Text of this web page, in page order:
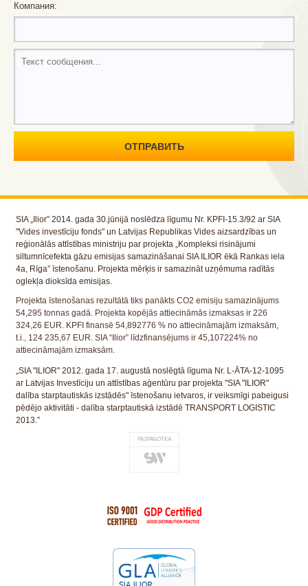
Компания:
SIA „Ilior” 2014. gada 30.jūnijā noslēdza līgumu Nr. KPFI-15.3/92 ar SIA
"Vides investīciju fonds" un Latvijas Republikas Vides aizsardzības un
reģionālās attīstības ministriju par projekta „Kompleksi risinājumi
siltumnīcefekta gāzu emisijas samazināšanai SIA ILIOR ēkā Rankas iela
4a, Rīga” īstenošanu. Projekta mērķis ir samazināt uzņēmuma radītās
oglekļa dioksīda emisijas.
Projekta īstenošanas rezultātā tiks panākts CO2 emisiju samazinājums
54,295 tonnas gadā. Projekta kopējās attiecināmās izmaksas ir 226
324,26 EUR. KPFI finansē 54,892776 % no attiecināmajām izmaksām,
t.i., 124 235,67 EUR. SIA “Ilior” līdzfinansējums ir 45,107224% no
attiecināmajām izmaksām.
„SIA "ILIOR" 2012. gada 17. augustā noslēgtā līguma Nr. L-ĀTA-12-1095
ar Latvijas Investīciju un attīstības aģentūru par projekta "SIA "ILIOR"
dalība starptautiskās izstādēs" īstenošanu ietvaros, ir veiksmīgi pabeigusi
pēdējo aktivitāti - dalība starptautiskā izstādē TRANSPORT LOGISTIC
2013.”
РАЗРАБОТКА